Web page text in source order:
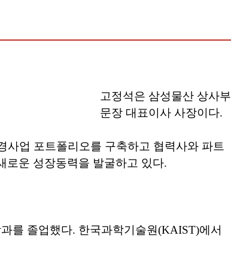
고정석은 삼성물산 상사부
문장 대표이사 사장이다.
사업 포트폴리오를 구축하고 협력사와 파트
로운 성장동력을 발굴하고 있다.
를 졸업했다. 한국과학기술원(KAIST)에서